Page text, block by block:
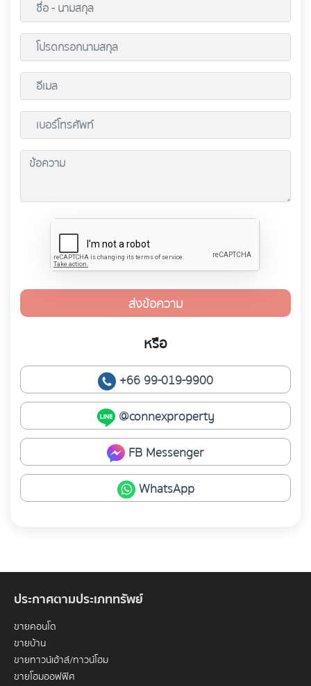
ส่งข้อความ
หรือ
+66 99-019-9900
@connexproperty
FB Messenger
WhatsApp
ประกาศตามประเภททรัพย์
ขายคอนโด
ขายบ้าน
ขายทาวน์เฮ้าส์/ทาวน์โฮม
ขายโฮมออฟฟิศ